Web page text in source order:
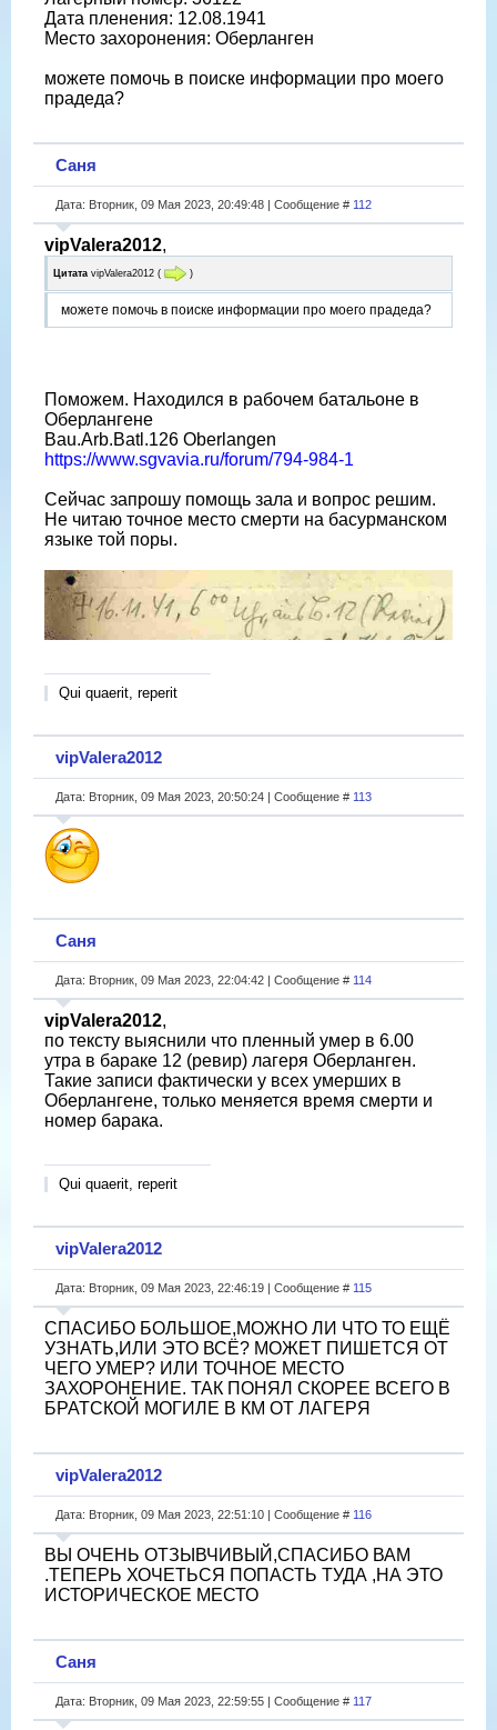
Дата пленения: 12.08.1941
Место захоронения: Оберланген
можете помочь в поиске информации про моего
прадеда?
Саня
Дата: Вторник, 09 Мая 2023, 20:49:48 | Сообщение # 112
vipValera2012,
Цитата vipValera2012 ( )
можете помочь в поиске информации про моего прадеда?
Поможем. Находился в рабочем батальоне в
Оберлангене
Bau.Arb.Batl.126 Oberlangen
https://www.sgvavia.ru/forum/794-984-1
Сейчас запрошу помощь зала и вопрос решим.
Не читаю точное место смерти на басурманском
языке той поры.
Qui quaerit, reperit
vipValera2012
Дата: Вторник, 09 Мая 2023, 20:50:24 | Сообщение # 113
Саня
Дата: Вторник, 09 Мая 2023, 22:04:42 | Сообщение # 114
vipValera2012,
по тексту выяснили что пленный умер в 6.00
утра в бараке 12 (ревир) лагеря Оберланген.
Такие записи фактически у всех умерших в
Оберлангене, только меняется время смерти и
номер барака.
Qui quaerit, reperit
vipValera2012
Дата: Вторник, 09 Мая 2023, 22:46:19 | Сообщение # 115
СПАСИБО БОЛЬШОЕ,МОЖНО ЛИ ЧТО ТО ЕЩЁ
УЗНАТЬ,ИЛИ ЭТО ВСЁ? МОЖЕТ ПИШЕТСЯ ОТ
ЧЕГО УМЕР? ИЛИ ТОЧНОЕ МЕСТО
ЗАХОРОНЕНИЕ. ТАК ПОНЯЛ СКОРЕЕ ВСЕГО В
БРАТСКОЙ МОГИЛЕ В КМ ОТ ЛАГЕРЯ
vipValera2012
Дата: Вторник, 09 Мая 2023, 22:51:10 | Сообщение # 116
ВЫ ОЧЕНЬ ОТЗЫВЧИВЫЙ,СПАСИБО ВАМ
.ТЕПЕРЬ ХОЧЕТЬСЯ ПОПАСТЬ ТУДА ,НА ЭТО
ИСТОРИЧЕСКОЕ МЕСТО
Саня
Дата: Вторник, 09 Мая 2023, 22:59:55 | Сообщение # 117